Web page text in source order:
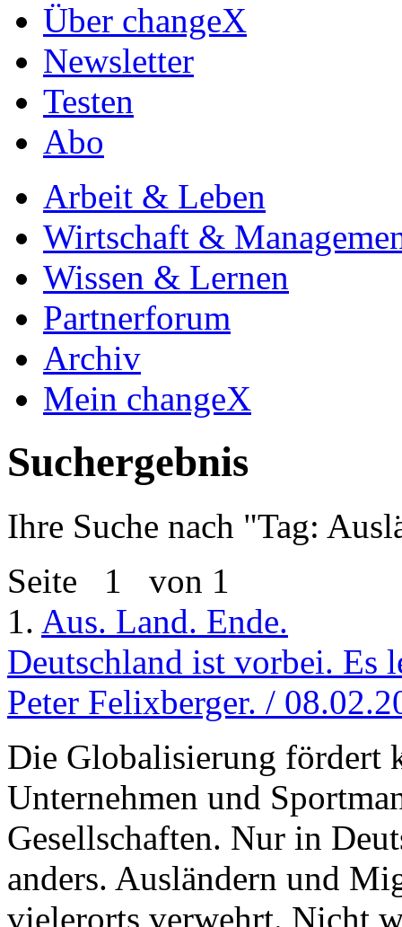
Über changeX
Newsletter
Testen
Abo
Arbeit & Leben
Wirtschaft &
Wissen & Lernen
Partnerforum
Archiv
Mein changeX
Suchergebnis
Ihre Suche nach "Tag:
Seite 1 von 1
1. Aus. Land. Ende.
Deutschland ist vorbei. Es
Peter Felixberger. /
Die Globalisierung fördert
Unternehmen und
Gesellschaften. Nur in
anders. Ausländern und
vielerorts verwehrt. Nicht